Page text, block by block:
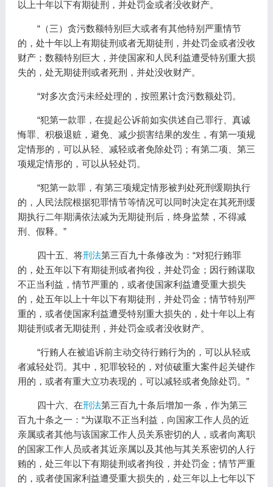
以上十年以下有期徒刑，并处罚金或者没收财产。
“（三）贪污数额特别巨大或者有其他特别严重情节
的，处十年以上有期徒刑或者无期徒刑，并处罚金或者没收
财产；数额特别巨大，并使国家和人民利益遭受特别重大损
失的，处无期徒刑或者死刑，并处没收财产。
“对多次贪污未经处理的，按照累计贪污数额处罚。
“犯第一款罪，在提起公诉前如实供述自己罪行、真诚
悔罪、积极退赃，避免、减少损害结果的发生，有第一项规
定情形的，可以从轻、减轻或者免除处罚；有第二项、第三
项规定情形的，可以从轻处罚。
“犯第一款罪，有第三项规定情形被判处死刑缓期执行
的，人民法院根据犯罪情节等情况可以同时决定在其死刑缓
期执行二年期满依法减为无期徒刑后，终身监禁，不得减
刑、假释。”
四十五、将刑法第三百九十条修改为：“对犯行贿罪
的，处五年以下有期徒刑或者拘役，并处罚金；因行贿谋取
不正当利益，情节严重的，或者使国家利益遭受重大损失
的，处五年以上十年以下有期徒刑，并处罚金；情节特别严
重的，或者使国家利益遭受特别重大损失的，处十年以上有
期徒刑或者无期徒刑，并处罚金或者没收财产。
“行贿人在被追诉前主动交待行贿行为的，可以从轻或
者减轻处罚。其中，犯罪较轻的，对侦破重大案件起关键作
用的，或者有重大立功表现的，可以减轻或者免除处罚。”
四十六、在刑法第三百九十条后增加一条，作为第三
百九十条之一：“为谋取不正当利益，向国家工作人员的近
亲属或者其他与该国家工作人员关系密切的人，或者向离职
的国家工作人员或者其近亲属以及其他与其关系密切的人行
贿的，处三年以下有期徒刑或者拘役，并处罚金；情节严重
的，或者使国家利益遭受重大损失的，处三年以上七年以下